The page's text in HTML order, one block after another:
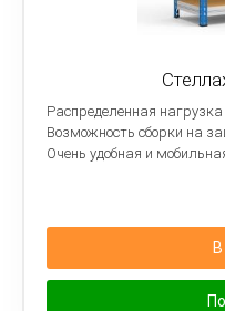
Распределенная нагрузка
Возможность сборки на
Очень удобная и